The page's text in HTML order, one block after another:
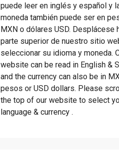
puede leer en inglés y español y
moneda también puede ser en
MXN o dólares USD. Desplácese
parte superior de nuestro sitio
seleccionar su idioma y moneda.
website can be read in English &
and the currency can also be in
pesos or USD dollars. Please
the top of our website to select
language & currency .